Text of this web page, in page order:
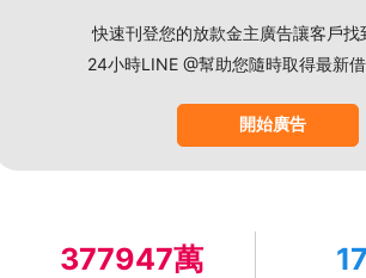
快速刊登您的放款金主廣告讓客戶找
24小時LINE @幫助您隨時取得最新
開始廣告
377947萬